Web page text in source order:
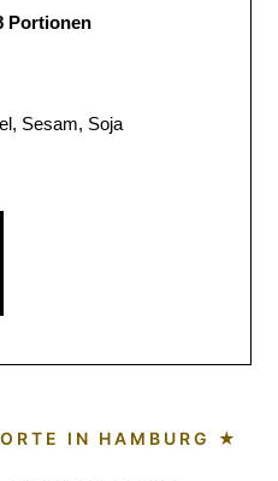
Portionen
Sesam, Soja
IN HAMBURG ★